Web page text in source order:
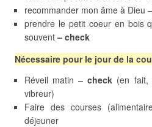
recommander mon âme à Dieu –
prendre le petit coeur en bois
souvent– check
Nécessaire pour le jour de la
Réveil matin –check (en fait,
vibreur)
Faire des courses
déjeuner